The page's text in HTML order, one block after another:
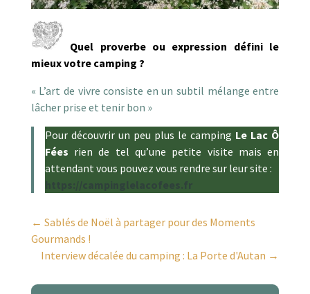
Quel proverbe ou expression défini le
mieux votre camping ?
« L’art de vivre consiste en un subtil mélange entre
lâcher prise et tenir bon »
Pour découvrir un peu plus le camping Le Lac Ô
Fées rien de tel qu’une petite visite mais en
attendant vous pouvez vous rendre sur leur site :
https://campinglelacofees.fr
← Sablés de Noël à partager pour des Moments
Gourmands !
Interview décalée du camping : La Porte d'Autan →